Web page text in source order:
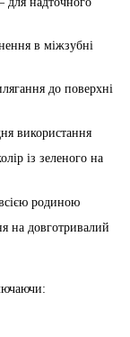
в міжзубні
до поверхні
використання
із зеленого на
родиною
на довготривалий